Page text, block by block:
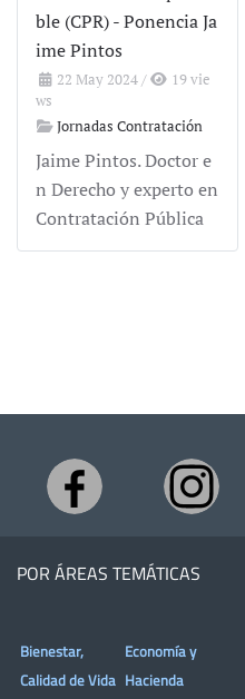
ble (CPR) - Ponencia Ja
ime Pintos
22 May 2024/
19 vie
ws
Jornadas Contratación
Jaime Pintos. Doctor e
n Derecho y experto en
Contratación Pública
POR ÁREAS TEMÁTICAS
Bienestar,
Calidad de Vida
Economía y
Hacienda